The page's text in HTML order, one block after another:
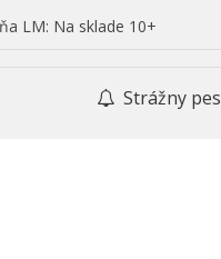
LM: Na sklade 10+
Strážny pes